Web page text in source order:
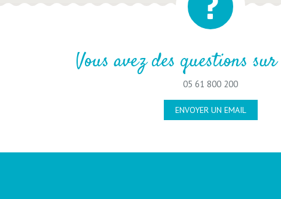
Vous avez des questions
05 61 800 200
ENVOYER UN EMAIL